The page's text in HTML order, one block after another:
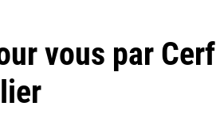
vous par Cerf